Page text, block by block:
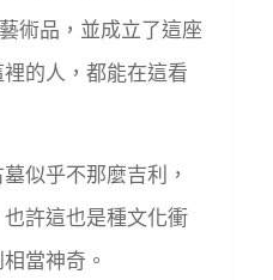
術品，並成立了這座
的人，都能在這看
似乎不那麼吉利，
許這也是種文化衝
當神奇。